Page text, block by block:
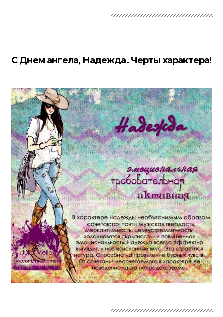
С Днем ангела, Надежда. Черты характера!